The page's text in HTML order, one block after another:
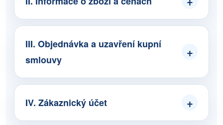
III. Objednávka a uzavření kupní
smlouvy
IV. Zákaznický účet